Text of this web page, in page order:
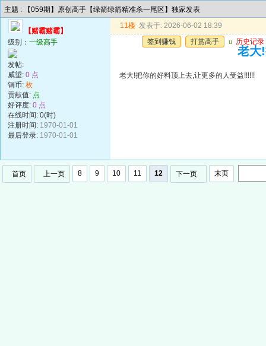
主题 : 【059期】原创高手【绿箭绿箭精准杀一尾区】独家发表
【赌霸赌霸】
级别： 一级高手
发帖:
威望: 0 点
铜币: 枚
贡献值: 点
好评度: 0 点
在线时间: 0(时)
注册时间: 1970-01-01
最后登录: 1970-01-01
11楼 发表于: 2026-06-02 18:39
签到赚钱
打赏高手 u 历史记录
老大
老大!把你的好料顶上去,让更多的人受益!!!!!!
首页 上一页 8 9 10 11 12 下一页 末页